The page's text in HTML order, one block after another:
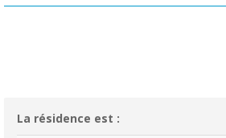
La résidence est :